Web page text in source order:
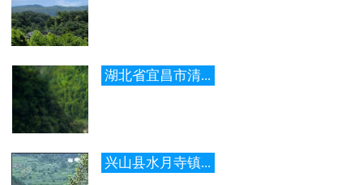
湖北省宜昌市清...
兴山县水月寺镇...